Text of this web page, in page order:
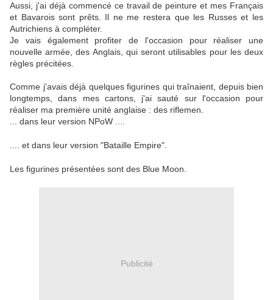
Aussi, j'ai déjà commencé ce travail de peinture et mes Français
et Bavarois sont prêts. Il ne me restera que les Russes et les
Autrichiens à compléter.
Je vais également profiter de l'occasion pour réaliser une
nouvelle armée, des Anglais, qui seront utilisables pour les deux
règles précitées.
Comme j'avais déjà quelques figurines qui traînaient, depuis bien
longtemps, dans mes cartons, j'ai sauté sur l'occasion pour
réaliser ma première unité anglaise : des riflemen.
... dans leur version NPoW ....
.... et dans leur version "Bataille Empire".
Les figurines présentées sont des Blue Moon.
Publicité